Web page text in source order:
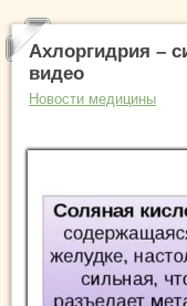
Ахлоргидрия –
видео
Новости медицины